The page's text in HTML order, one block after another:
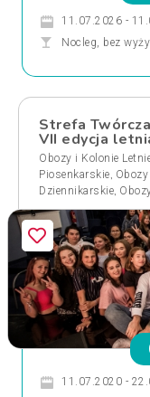
11.07.2026 -
Nocleg, bez
Strefa
VII edycja
Obozy i Kolonie
Piosenkarskie,
Dziennikarskie,
11.07.2020 -